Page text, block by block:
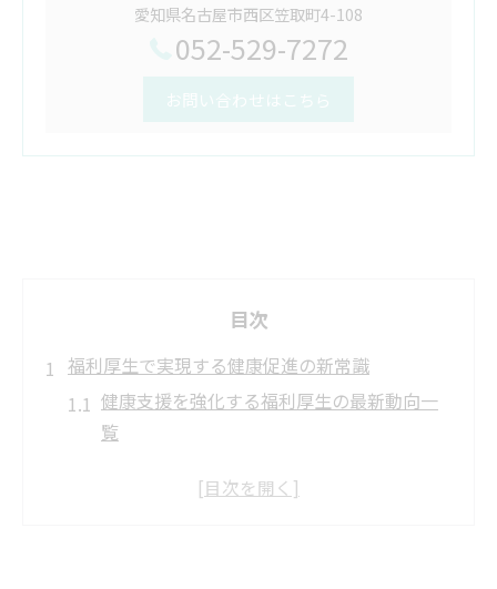
愛知県名古屋市西区笠取町4-108
052-529-7272
お問い合わせはこちら
目次
福利厚生で実現する健康促進の新常識
健康支援を強化する福利厚生の最新動向一
覧
福利厚生・マッサージ導入で得られる効果